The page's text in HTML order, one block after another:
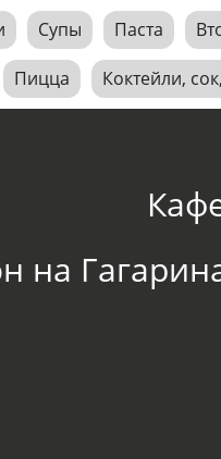
Супы Паста
Пицца Коктейли,
на